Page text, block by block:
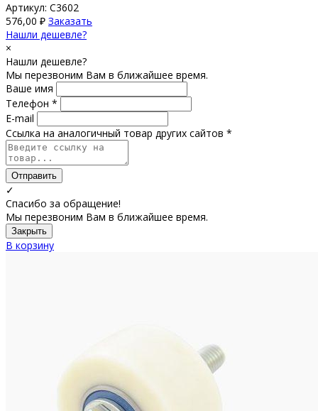
Артикул: С3602
576,00 ₽ Заказать
Нашли дешевле?
×
Нашли дешевле?
Мы перезвоним Вам в ближайшее время.
Ваше имя
Телефон *
E-mail
Ссылка на аналогичный товар других сайтов *
Отправить
✓
Спасибо за обращение!
Мы перезвоним Вам в ближайшее время.
Закрыть
В корзину